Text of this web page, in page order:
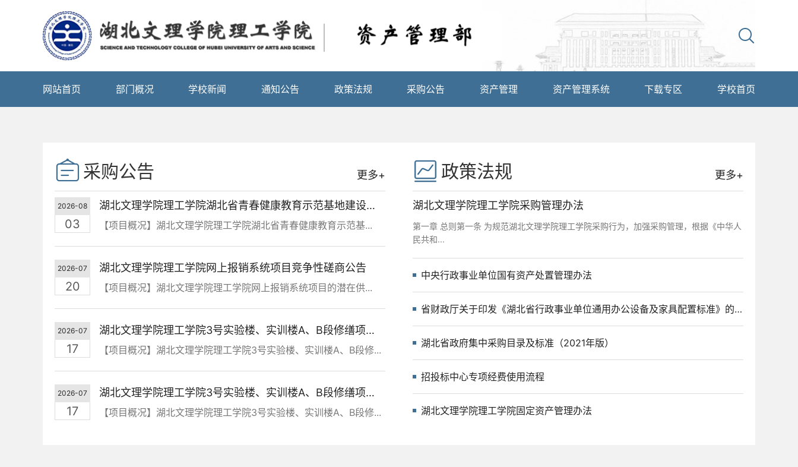
网站首页 部门概况 学校新闻 通知公告 政策法规 采购公告 资产管理 资产管理系统 下载专区 学校首页
采购公告 更多+
2026-08
03
湖北文理学院理工学院湖北省青春健康教育示范基地建设项目竞争性磋商公告
【项目概况】湖北文理学院理工学院湖北省青春健康教育示范基...
2026-07
20
湖北文理学院理工学院网上报销系统项目竞争性磋商公告
【项目概况】湖北文理学院理工学院网上报销系统项目的潜在供...
2026-07
17
湖北文理学院理工学院3号实验楼、实训楼A、B段修缮项目工程质量检测服务采购竞争性磋商公告
【项目概况】湖北文理学院理工学院3号实验楼、实训楼A、B段修...
2026-07
17
湖北文理学院理工学院3号实验楼、实训楼A、B段修缮项目监理服务竞争性磋商公告
【项目概况】湖北文理学院理工学院3号实验楼、实训楼A、B段修...
政策法规 更多+
湖北文理学院理工学院采购管理办法
第一章 总则第一条 为规范湖北文理学院理工学院采购行为，加强采购管理，根据《中华人
民共和...
中央行政事业单位国有资产处置管理办法
省财政厅关于印发《湖北省行政事业单位通用办公设备及家具配置标准》的通知
湖北省政府集中采购目录及标准（2021年版）
招投标中心专项经费使用流程
湖北文理学院理工学院固定资产管理办法